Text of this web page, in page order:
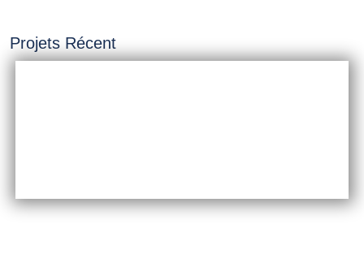
Projets Récent